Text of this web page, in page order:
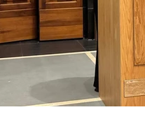
Conflitti e